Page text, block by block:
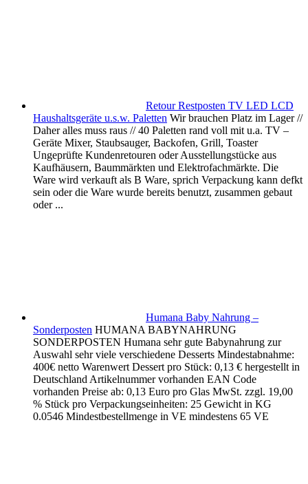
Retour Restposten TV LED LCD
Haushaltsgeräte u.s.w. Paletten Wir brauchen Platz im Lager //
Daher alles muss raus // 40 Paletten rand voll mit u.a. TV –
Geräte Mixer, Staubsauger, Backofen, Grill, Toaster
Ungeprüfte Kundenretouren oder Ausstellungstücke aus
Kaufhäusern, Baummärkten und Elektrofachmärkte. Die
Ware wird verkauft als B Ware, sprich Verpackung kann defkt
sein oder die Ware wurde bereits benutzt, zusammen gebaut
oder ...
Humana Baby Nahrung –
Sonderposten HUMANA BABYNAHRUNG
SONDERPOSTEN Humana sehr gute Babynahrung zur
Auswahl sehr viele verschiedene Desserts Mindestabnahme:
400€ netto Warenwert Dessert pro Stück: 0,13 € hergestellt in
Deutschland Artikelnummer vorhanden EAN Code
vorhanden Preise ab: 0,13 Euro pro Glas MwSt. zzgl. 19,00
% Stück pro Verpackungseinheiten: 25 Gewicht in KG
0.0546 Mindestbestellmenge in VE mindestens 65 VE